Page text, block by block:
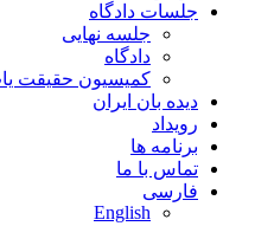
جلسات دادگاه
جلسه نهایی
دادگاه
کمیسیون حقیقت
دیده بان ایران
رویداد
برنامه ها
تماس با ما
فارسی
English